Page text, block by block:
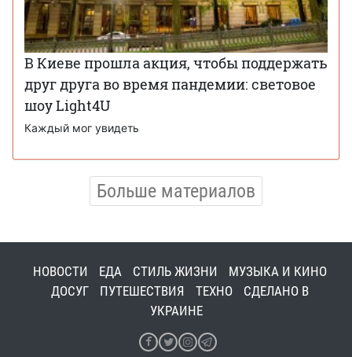
В Киеве прошла акция, чтобы поддержать
друг друга во время пандемии: световое
шоу Light4U
Каждый мог увидеть
Больше материалов
НОВОСТИ ЕДА СТИЛЬ ЖИЗНИ
МУЗЫКА И КИНО
ДОСУГ
ПУТЕШЕСТВИЯ ТЕХНО
СДЕЛАНО В
УКРАИНЕ